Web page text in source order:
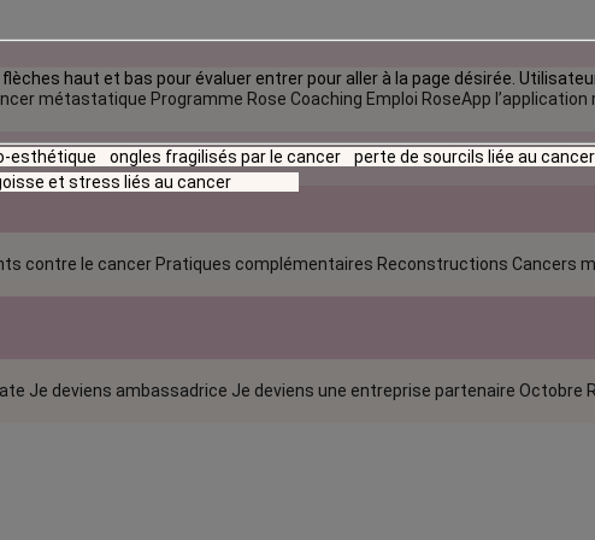
métastatique Programme Rose Coaching Emploi RoseApp l’application
contre le cancer Pratiques complémentaires Reconstructions Cancers
Je deviens ambassadrice Je deviens une entreprise partenaire Octobre
haut et bas pour évaluer entrer pour aller à la page désirée.
esthétique ongles fragilisés par le cancer perte de sourcils liée au cancer
et stress liés au cancer